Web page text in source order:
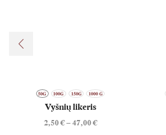
50G 100G 150G 1000 G
Vyšnių likeris
2,50€–47,00€